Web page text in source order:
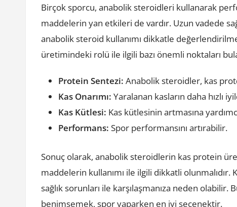
Birçok sporcu, anabolik steroidleri kullanarak
maddelerin yan etkileri de vardır. Uzun vadede
anabolik steroid kullanımı dikkatle
üretimindeki rolü ile ilgili bazı önemli noktaları
Protein Sentezi: Anabolik steroidler, kas
Kas Onarımı: Yaralanan kasların daha hızlı
Kas Kütlesi: Kas kütlesinin artmasına
Performans: Spor performansını artırabilir.
Sonuç olarak, anabolik steroidlerin kas protein
maddelerin kullanımı ile ilgili dikkatli olunmalıdır.
sağlık sorunları ile karşılaşmanıza neden olabilir.
benimsemek, spor yaparken en iyi seçenektir.